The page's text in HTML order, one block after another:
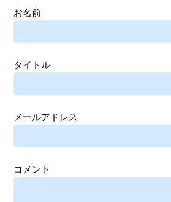
お名前
タイトル
メールアドレス
コメント